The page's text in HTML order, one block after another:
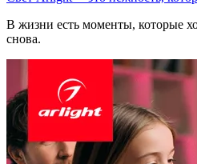
В жизни есть моменты, которые
снова.